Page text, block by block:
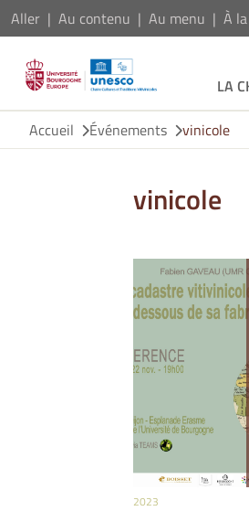
Aller Au contenu Au menu À
LA
Accueil
Événements vinicole
vinicole
2023